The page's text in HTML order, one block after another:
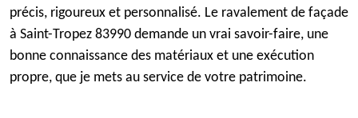
précis, rigoureux et personnalisé. Le ravalement de façade
à Saint-Tropez 83990 demande un vrai savoir-faire, une
bonne connaissance des matériaux et une exécution
propre, que je mets au service de votre patrimoine.